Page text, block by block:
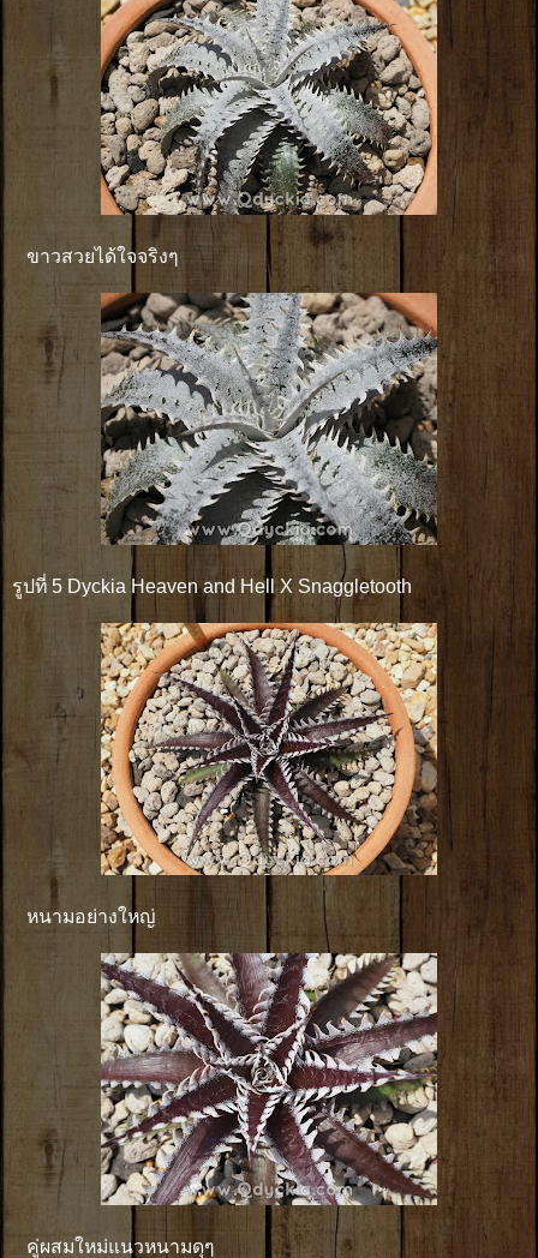
ขาวสวยได้ใจจริงๆ
รูปที่ 5 Dyckia Heaven and Hell X Snaggletooth
หนามอย่างใหญ่
คู่ผสมใหม่แนวหนามดุๆ